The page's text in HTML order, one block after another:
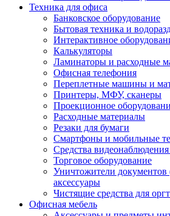
Техника для офиса
Банковское оборудование
Бытовая техника и
Интерактивное
Калькуляторы
Ламинаторы и расходные
Офисная телефония
Переплетные машины и
Принтеры, МФУ, сканеры
Проекционное
Расходные материалы
Резаки для бумаги
Смартфоны и мобильные
Средства
Торговое оборудование
Уничтожители
аксессуары
Чистящие средства для
Офисная мебель